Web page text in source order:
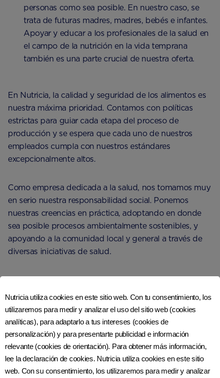
personas como sea posible. En nuestro caso, se
trata de futuras madres, madres, bebés e infantes.
Apoyar y educar a los profesionales de la salud en
el campo de la nutrición en la vida temprana
también es una parte crucial de nuestra oferta.
En Nutricia, la calidad y seguridad de los alimentos es
nuestra máxima prioridad. Contamos con políticas
estrictas para guiar cada etapa del proceso de
producción y se espera que cada uno de nuestros
empleados cumpla con nuestros estándares
excepcionalmente altos.
Como empresa dedicada a la salud, nos tomamos muy
en serio nuestra responsabilidad social. Ponemos
nuestras creencias en práctica, adoptando en donde
sea posible procesos ambientalmente sostenibles, y
apoyando a la comunidad local y general a través de
diversas iniciativas de salud.
visita
https://www.nutricia.com/
Nutricia utiliza cookies en este sitio web. Con tu consentimiento, los
utilizaremos para medir y analizar el uso del sitio web (cookies
analíticas), para adaptarlo a tus intereses (cookies de
personalización) y para presentarte publicidad e información
relevante (cookies de orientación). Para obtener más información,
lee la declaración de cookies. Nutricia utiliza cookies en este sitio
web. Con su consentimiento, los utilizaremos para medir y analizar